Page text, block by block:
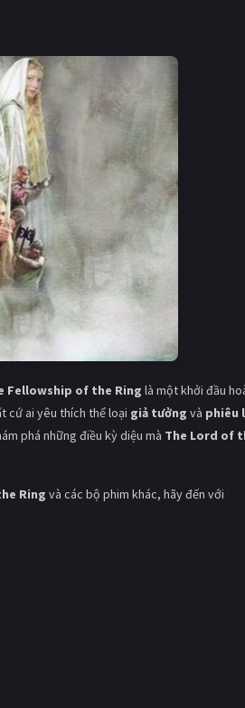
Fellowship of the Ring là một khởi đầu
cứ ai yêu thích thể loại giả tưởng và phiêu
phá những điều kỳ diệu mà The Lord of
Ring và các bộ phim khác, hãy đến với